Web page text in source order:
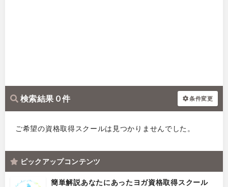
検索結果 0 件 条件変更
ご希望の資格取得スクールは見つかりませんでした。
ピックアップコンテンツ
簡単解説あなたにあったヨガ資格取得スクール